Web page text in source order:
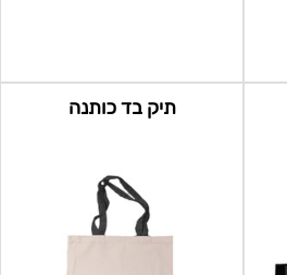
תיק בד כותנה